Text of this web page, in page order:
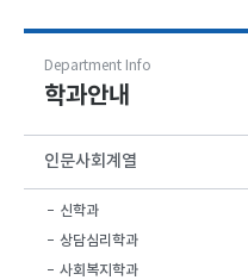
Department Info
학과안내
인문사회계열
신학과
상담심리학과
사회복지학과